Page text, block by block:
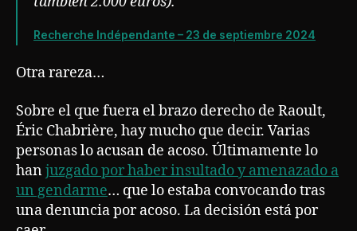
Recherche Indépendante – 23 de septiembre 2024
Otra rareza…
Sobre el que fuera el brazo derecho de Raoult,
Éric Chabrière, hay mucho que decir. Varias
personas lo acusan de acoso. Últimamente lo
hanjuzgado por haber insultado y amenazado a
un gendarme… que lo estaba convocando tras
una denuncia por acoso. La decisión está por